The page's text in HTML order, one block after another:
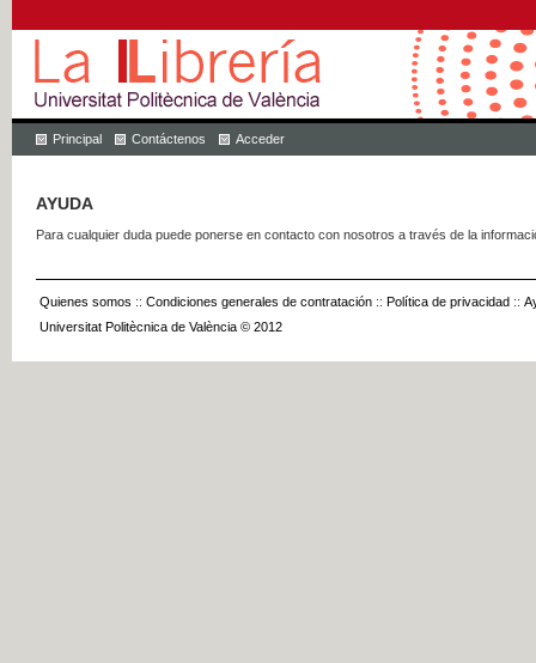
Principal Contáctenos Acceder
AYUDA
Para cualquier duda puede ponerse en contacto con nosotros a través de la
Quienes somos :: Condiciones generales de contratación :: Política de privacidad ::
Universitat Politècnica de València © 2012